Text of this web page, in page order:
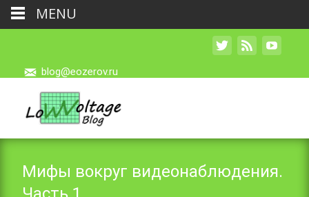
blog@eozerov.ru
Мифы вокруг видеонаблюдения.
MENU